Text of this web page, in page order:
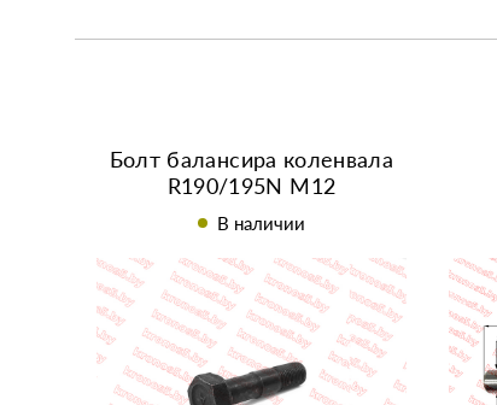
Болт балансира коленвала
R190/195N М12
В наличии